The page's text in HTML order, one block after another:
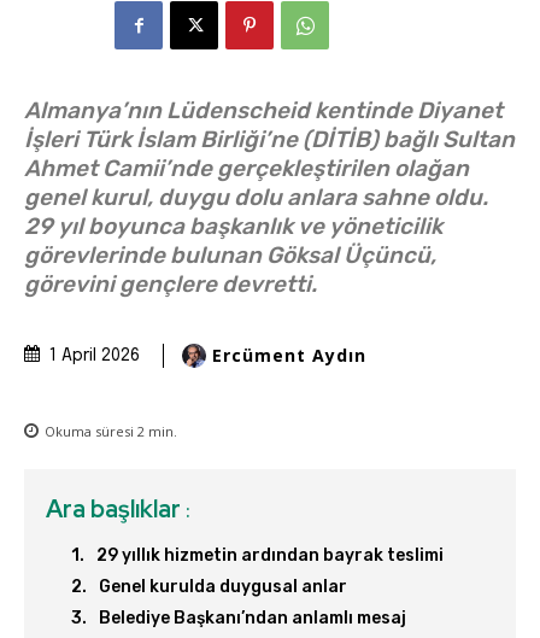
Almanya’nın Lüdenscheid kentinde Diyanet
İşleri Türk İslam Birliği’ne (DİTİB) bağlı Sultan
Ahmet Camii’nde gerçekleştirilen olağan
genel kurul, duygu dolu anlara sahne oldu.
29 yıl boyunca başkanlık ve yöneticilik
görevlerinde bulunan Göksal Üçüncü,
görevini gençlere devretti.
1 April 2026 Ercüment Aydın
Okuma süresi 2 min.
Ara başlıklar :
29 yıllık hizmetin ardından bayrak teslimi
Genel kurulda duygusal anlar
Belediye Başkanı’ndan anlamlı mesaj